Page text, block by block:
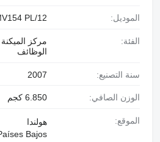
الموديل: PL/12
الفئة:
مركز
الوظائف
سنة التصنيع: 2007
الوزن الصافي: 6.850 كجم
الموقع:
هولندا
Bajos